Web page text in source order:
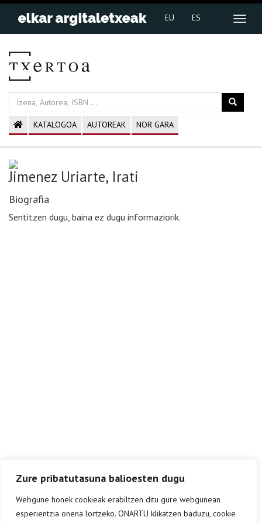
Zure pribatutasuna balioesten dugu
Webgune honek cookieak erabiltzen ditu gure webgunean
esperientzia onena lortzeko. ONARTU klikatzen baduzu, cookie
EU ES
KATALOGOA AUTOREAK NOR GARA
Jimenez Uriarte, Irati
Biografia
Sentitzen dugu, baina ez dugu informaziorik.